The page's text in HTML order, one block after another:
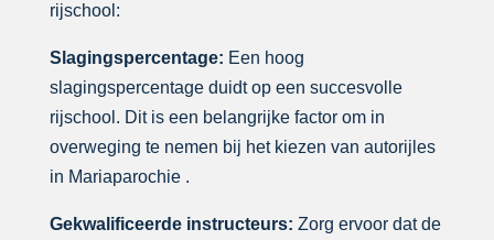
rijschool:
Slagingspercentage: Een hoog
slagingspercentage duidt op een succesvolle
rijschool. Dit is een belangrijke factor om in
overweging te nemen bij het kiezen van autorijles
in Mariaparochie .
Gekwalificeerde instructeurs: Zorg ervoor dat de